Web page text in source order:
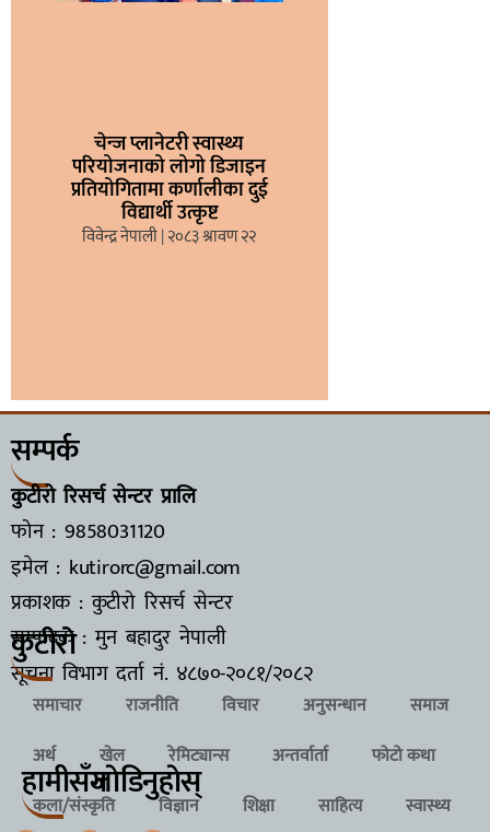
चेन्ज प्लानेटरी स्वास्थ्य
परियोजनाको लोगो डिजाइन
प्रतियोगितामा कर्णालीका दुई
विद्यार्थी उत्कृष्ट
विवेन्द्र नेपाली २०८३ श्रावण २२
सम्पर्क
कुटीरो रिसर्च सेन्टर प्रालि
फोन : 9858031120
इमेल : kutirorc@gmail.com
प्रकाशक : कुटीरो रिसर्च सेन्टर
सम्पादक : मुन बहादुर नेपाली
सूचना विभाग दर्ता नं. ४८७०-२०८१/२०८२
कुटीरो
समाचार राजनीति विचार अनुसन्धान
समाज
अर्थ
खेल रेमिट्यान्स अन्तर्वार्ता
फोटो कथा
कला/संस्कृति
विज्ञान शिक्षा साहित्य स्वास्थ्य
हामीसँगजाेडिनुहाेस्